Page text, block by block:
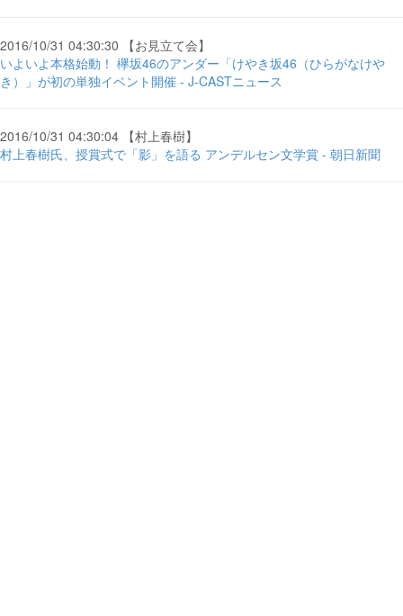
2016/10/31 04:30:30 【お見立て会】
いよいよ本格始動！ 欅坂46のアンダー「けやき坂46（ひらがなけや
き）」が初の単独イベント開催 - J-CASTニュース
2016/10/31 04:30:04 【村上春樹】
村上春樹氏、授賞式で「影」を語る アンデルセン文学賞 - 朝日新聞